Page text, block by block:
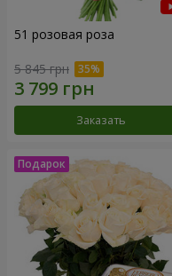
51 розовая роза
5 845 грн
Заказать